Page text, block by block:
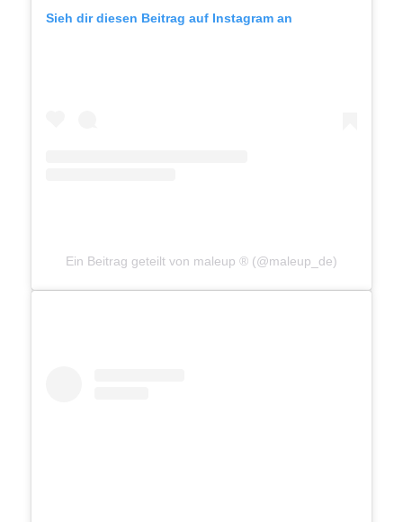
Sieh dir diesen Beitrag auf Instagram an
Ein Beitrag geteilt von maleup ® (@maleup_de)